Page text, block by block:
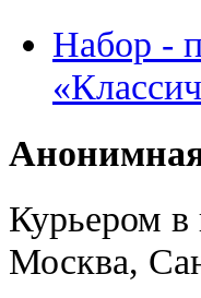
Набор -
Курьером в
Москва,